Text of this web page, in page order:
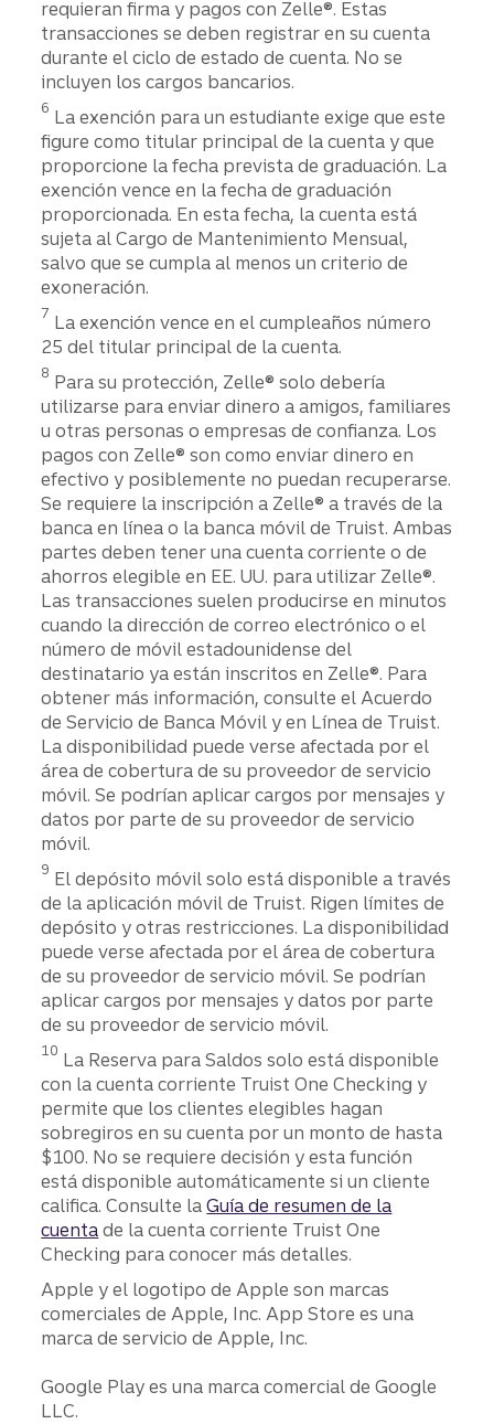
requieran firma y pagos con Zelle®.​​​​​​​ Estas
transacciones se deben registrar en su cuenta
durante el ciclo de estado de cuenta. No se
incluyen los cargos bancarios.
Divulgación
6 La exención para un estudiante exige que este
figure como titular principal de la cuenta y que
proporcione la fecha prevista de graduación.​​​​​​​ La
exención vence en la fecha de graduación
proporcionada. En esta fecha, la cuenta está
sujeta al Cargo de Mantenimiento Mensual,
salvo que se cumpla al menos un criterio de
exoneración.
Divulgación
7 La exención vence en el cumpleaños número
25 del titular principal de la cuenta.​​​​​​​
Divulgación
8 Para su protección, Zelle® solo debería
utilizarse para enviar dinero a amigos, familiares
u otras personas o empresas de confianza. Los
pagos con Zelle® son como enviar dinero en
efectivo y posiblemente no puedan recuperarse.
Se requiere la inscripción a Zelle® a través de la
banca en línea o la banca móvil de Truist. Ambas
partes deben tener una cuenta corriente o de
ahorros elegible en EE. UU. para utilizar Zelle®.
Las transacciones suelen producirse en minutos
cuando la dirección de correo electrónico o el
número de móvil estadounidense del
destinatario ya están inscritos en Zelle®. Para
obtener más información, consulte el Acuerdo
de Servicio de Banca Móvil y en Línea de Truist.
La disponibilidad puede verse afectada por el
área de cobertura de su proveedor de servicio
móvil. Se podrían aplicar cargos por mensajes y
datos por parte de su proveedor de servicio
móvil.
Divulgación
9 El depósito móvil solo está disponible a través
de la aplicación móvil de Truist. Rigen límites de
depósito y otras restricciones. La disponibilidad
puede verse afectada por el área de cobertura
de su proveedor de servicio móvil. Se podrían
aplicar cargos por mensajes y datos por parte
de su proveedor de servicio móvil.
Divulgación
10 La Reserva para Saldos solo está disponible
con la cuenta corriente Truist One Checking y
permite que los clientes elegibles hagan
sobregiros en su cuenta por un monto de hasta
$100. No se requiere decisión y esta función
está disponible automáticamente si un cliente
califica. Consulte laGuía de resumen de la
cuenta de la cuenta corriente Truist One
Checking para conocer más detalles.
Apple y el logotipo de Apple son marcas
comerciales de Apple, Inc. App Store es una
marca de servicio de Apple, Inc.
Google Play es una marca comercial de Google
LLC.